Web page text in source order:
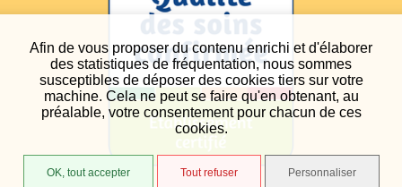
Afin de vous proposer du contenu enrichi et d'élaborer
des statistiques de fréquentation, nous sommes
susceptibles de déposer des cookies tiers sur votre
machine. Cela ne peut se faire qu'en obtenant, au
préalable, votre consentement pour chacun de ces
cookies.
OK, tout accepter Tout refuser Personnaliser